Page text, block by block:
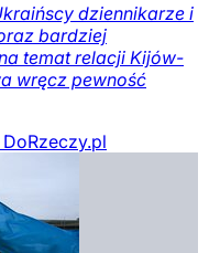
dziennikarze i
bardziej
temat relacji Kijów-
wręcz pewność